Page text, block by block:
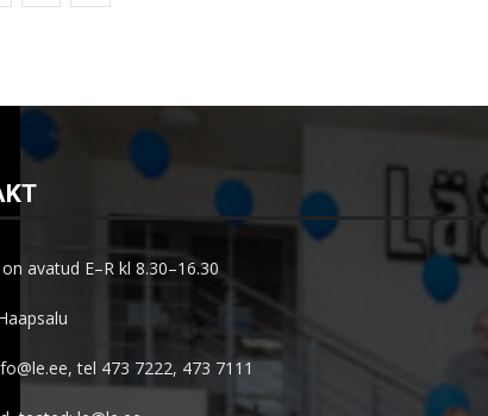
avatud E–R kl 8.30–16.30
tel 473 7222, 473 7111